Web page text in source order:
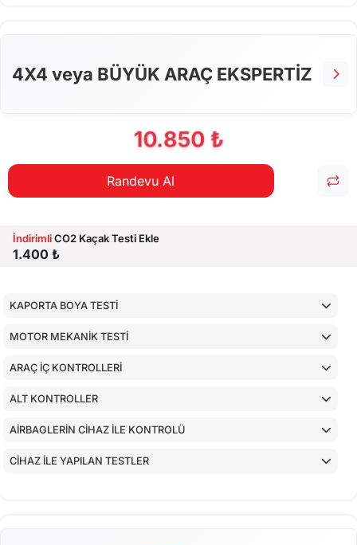
4X4 veya BÜYÜK ARAÇ EKSPERTİZ
10.850 ₺
Randevu Al
İndirimliCO2 Kaçak Testi Ekle
1.400 ₺
KAPORTA BOYA TESTİ
MOTOR MEKANİK TESTİ
ARAÇ İÇ KONTROLLERİ
ALT KONTROLLER
AİRBAGLERİN CİHAZ İLE KONTROLÜ
CİHAZ İLE YAPILAN TESTLER